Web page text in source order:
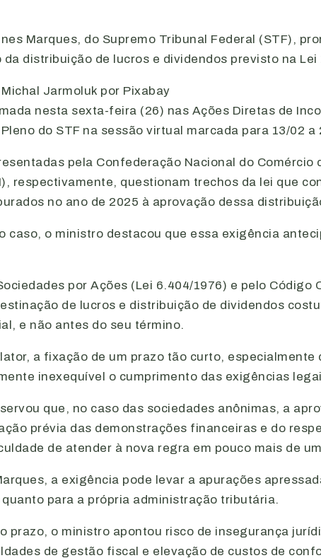
Marques, do Supremo Tribunal Federal (STF),
da distribuição de lucros e dividendos previsto na
nesta sexta-feira (26) nas Ações Diretas de
do STF na sessão virtual marcada para 13/02 a
pela Confederação Nacional do
respectivamente, questionam trechos da lei que
no ano de 2025 à aprovação dessa
caso, o ministro destacou que essa exigência
por Ações (Lei 6.404/1976) e pelo
de lucros e distribuição de dividendos
e não antes do seu término.
a fixação de um prazo tão curto,
inexequível o cumprimento das exigências
que, no caso das sociedades anônimas, a
prévia das demonstrações financeiras e do
de atender à nova regra em pouco mais de
a exigência pode levar a apurações
para a própria administração tributária.
prazo, o ministro apontou risco de insegurança
de gestão fiscal e elevação de custos de